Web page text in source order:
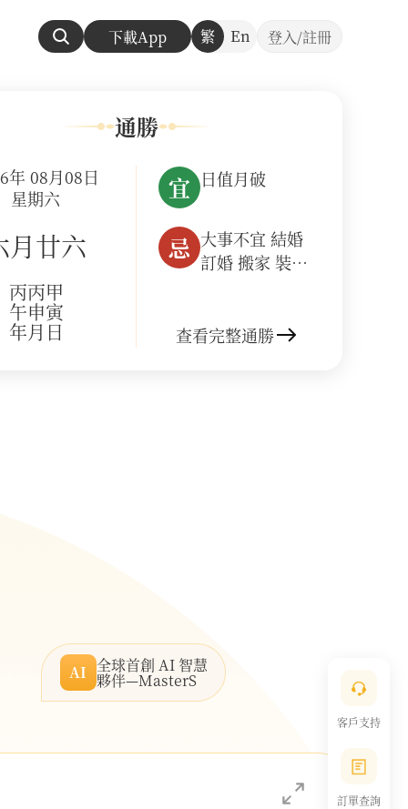
下載App 繁 En 登入/註冊
客戶支持
訂單查詢
通勝
年 08月08日
星期六
月廿六
丙午年丙申月甲寅日
宜 日值月破
忌 大事不宜 結婚
訂婚 搬家 裝修
查看完整通勝
AI 全球首創 AI 智慧
夥伴—MasterS